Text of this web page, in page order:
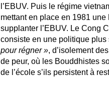
l’EBUV. Puis le régime
mettant en place en 1981
supplanter l’EBUV. Le Cong
consiste en une politique plus
pour régner », d’isolement
de peur, où les Bouddhistes
de l’école s’ils persistent à